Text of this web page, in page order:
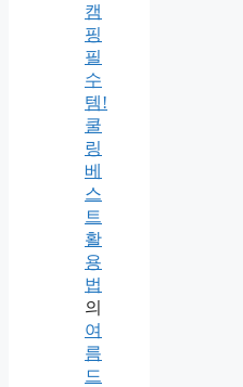
캠
핑
필
수
템!
쿨
링
베
스
트
활
용
법
의
여
름
드